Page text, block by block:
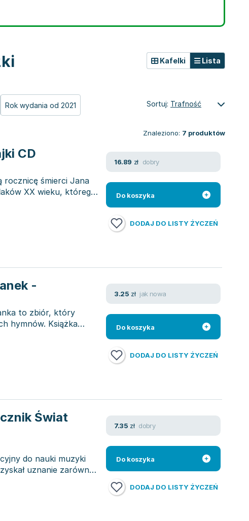
Rok wydania od 2021
Kafelki Lista
Sortuj: Trafność
Znaleziono: 7 produktów
Jan Kiepura. Życie jak z bajki CD
rocznicę śmierci Jana
XX wieku, którego
16.89 zł dobry
Do koszyka
DODAJ DO LISTY ŻYCZEŃ
-
to zbiór, który
hymnów. Książka
3.25 zł jak nowa
Do koszyka
DODAJ DO LISTY ŻYCZEŃ
Świat
do nauki muzyki
uznanie zarówno
7.35 zł dobry
Do koszyka
DODAJ DO LISTY ŻYCZEŃ